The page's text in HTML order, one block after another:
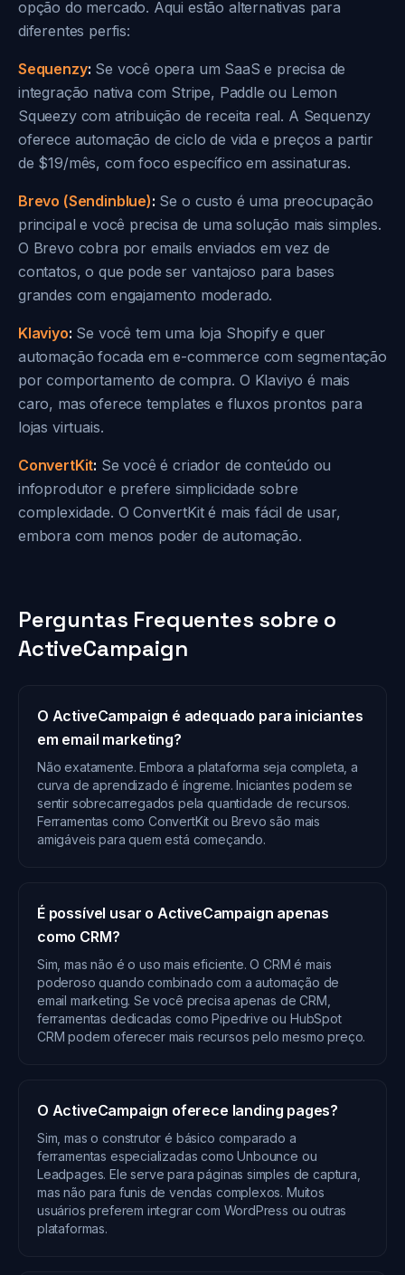
opção do mercado. Aqui estão alternativas para
diferentes perfis:
Sequenzy: Se você opera um SaaS e precisa de
integração nativa com Stripe, Paddle ou Lemon
Squeezy com atribuição de receita real. A Sequenzy
oferece automação de ciclo de vida e preços a partir
de $19/mês, com foco específico em assinaturas.
Brevo (Sendinblue): Se o custo é uma preocupação
principal e você precisa de uma solução mais simples.
O Brevo cobra por emails enviados em vez de
contatos, o que pode ser vantajoso para bases
grandes com engajamento moderado.
Klaviyo: Se você tem uma loja Shopify e quer
automação focada em e-commerce com segmentação
por comportamento de compra. O Klaviyo é mais
caro, mas oferece templates e fluxos prontos para
lojas virtuais.
ConvertKit: Se você é criador de conteúdo ou
infoprodutor e prefere simplicidade sobre
complexidade. O ConvertKit é mais fácil de usar,
embora com menos poder de automação.
Perguntas Frequentes sobre o
ActiveCampaign
O ActiveCampaign é adequado para iniciantes
em email marketing?
Não exatamente. Embora a plataforma seja completa, a
curva de aprendizado é íngreme. Iniciantes podem se
sentir sobrecarregados pela quantidade de recursos.
Ferramentas como ConvertKit ou Brevo são mais
amigáveis para quem está começando.
É possível usar o ActiveCampaign apenas
como CRM?
Sim, mas não é o uso mais eficiente. O CRM é mais
poderoso quando combinado com a automação de
email marketing. Se você precisa apenas de CRM,
ferramentas dedicadas como Pipedrive ou HubSpot
CRM podem oferecer mais recursos pelo mesmo preço.
O ActiveCampaign oferece landing pages?
Sim, mas o construtor é básico comparado a
ferramentas especializadas como Unbounce ou
Leadpages. Ele serve para páginas simples de captura,
mas não para funis de vendas complexos. Muitos
usuários preferem integrar com WordPress ou outras
plataformas.